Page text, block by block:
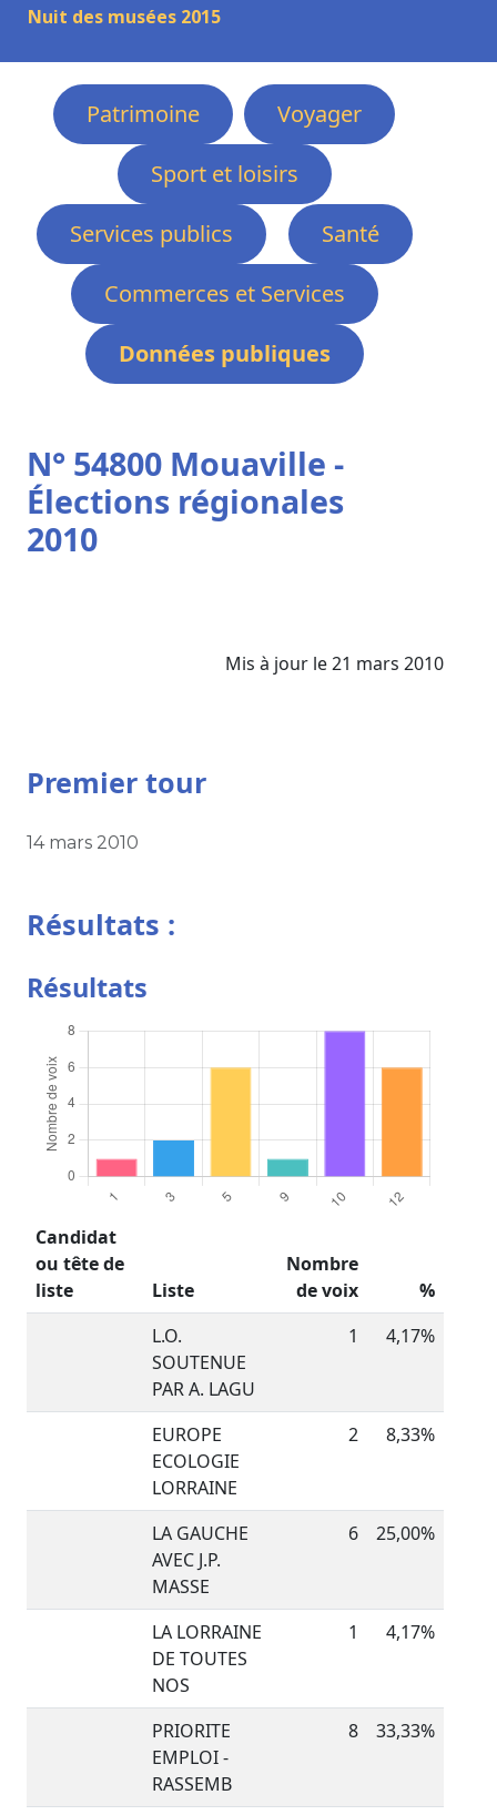
Nuit des musées 2015
Patrimoine
Voyager
Sport et loisirs
Services publics
Santé
Commerces et Services
Données publiques
N° 54800 Mouaville -
Élections régionales
2010
Mis à jour le 21 mars 2010
Premier tour
14 mars 2010
Résultats :
Résultats
Candidat
ou tête de
liste
Liste
Nombre
de voix
%
L.O.
SOUTENUE
PAR A. LAGU
1 4,17%
EUROPE
ECOLOGIE
LORRAINE
2 8,33%
LA GAUCHE
AVEC J.P.
MASSE
6 25,00%
LA LORRAINE
DE TOUTES
NOS
1 4,17%
PRIORITE
EMPLOI -
RASSEMB
8 33,33%